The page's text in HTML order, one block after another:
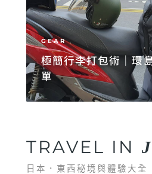
GEAR
極簡行李打包術｜環
單
TRAVEL IN
日本．東西秘境與體驗大全